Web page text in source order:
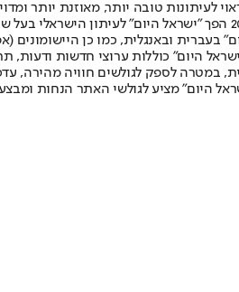
טובה יותר, מאוזנת יותר
תשלום. המהדורה המודפסת הראשונה פורסמה ב-30 ביולי
היום" כוללות ערוצי חדשות ודעות,
במטרה לספק לגולשים חוויה
היום" מציע לגולשי האתר הנחות